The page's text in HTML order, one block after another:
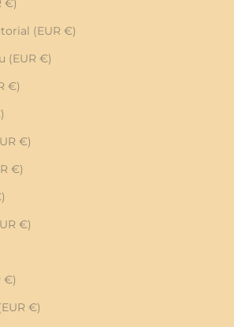
Guinea (EUR €)
Guinea Ecuatorial (EUR €)
Guinea-Bisáu (EUR €)
Guyana (EUR €)
€)
Honduras (EUR €)
Hungría (EUR €)
€)
Indonesia (EUR €)
Irlanda (EUR €)
Isla Norfolk (EUR €)